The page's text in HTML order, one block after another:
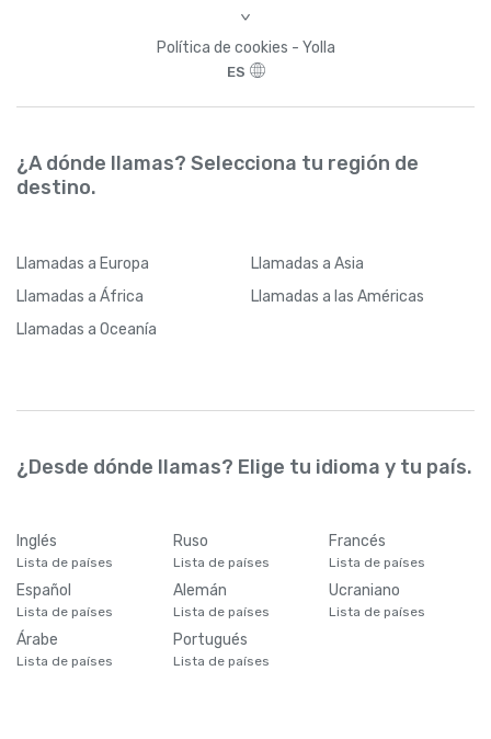
>
Política de cookies - Yolla
ES
¿A dónde llamas? Selecciona tu región de
destino.
Llamadas a Europa Llamadas a Asia
Llamadas a África Llamadas a las Américas
Llamadas a Oceanía
¿Desde dónde llamas? Elige tu idioma y tu país.
Inglés
Lista de países
Ruso
Lista de países
Francés
Lista de países
Español
Lista de países
Alemán
Lista de países
Ucraniano
Lista de países
Árabe
Lista de países
Portugués
Lista de países